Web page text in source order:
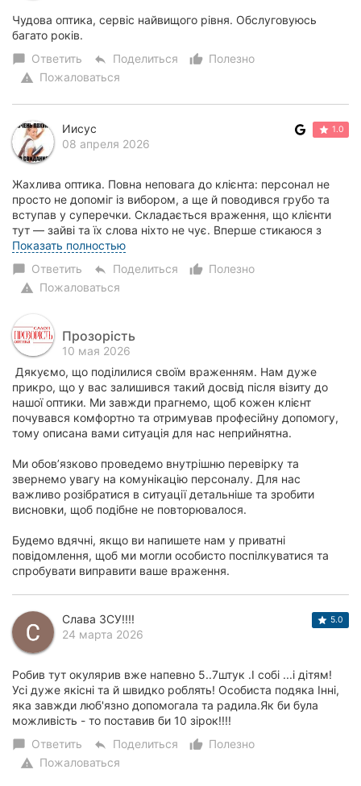
Чудова оптика, сервіс найвищого рівня. Обслуговуюсь
багато років.
chat_bubble Ответить reply Поделиться thumb_up_alt
Полезно
warning Пожаловаться
Иисус
08 апреля 2026
1.0
Жахлива оптика. Повна неповага до клієнта: персонал не
просто не допоміг із вибором, а ще й поводився грубо та
вступав у суперечки. Складається враження, що клієнти
тут — зайві та їх слова ніхто не чує. Вперше стикаюся з
таким рівнем обслуговування....
Показать полностью
chat_bubble Ответить reply Поделиться thumb_up_alt
Полезно
warning Пожаловаться
Прозорість
10 мая 2026
Дякуємо, що поділилися своїм враженням. Нам дуже
прикро, що у вас залишився такий досвід після візиту до
нашої оптики. Ми завжди прагнемо, щоб кожен клієнт
почувався комфортно та отримував професійну допомогу,
тому описана вами ситуація для нас неприйнятна.
Ми обов’язково проведемо внутрішню перевірку та
звернемо увагу на комунікацію персоналу. Для нас
важливо розібратися в ситуації детальніше та зробити
висновки, щоб подібне не повторювалося.
Будемо вдячні, якщо ви напишете нам у приватні
повідомлення, щоб ми могли особисто поспілкуватися та
спробувати виправити ваше враження.
Слава ЗСУ!!!!
24 марта 2026
5.0
Робив тут окулярив вже напевно 5..7штук .І собі ...і дітям!
Усі дуже якісні та й швидко роблять! Особиста подяка Інні,
яка завжди люб'язно допомогала та радила.Як би була
можливість - то поставив би 10 зірок!!!!
chat_bubble Ответить reply Поделиться thumb_up_alt
Полезно
warning Пожаловаться